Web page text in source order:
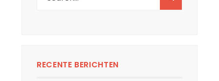
RECENTE BERICHTEN